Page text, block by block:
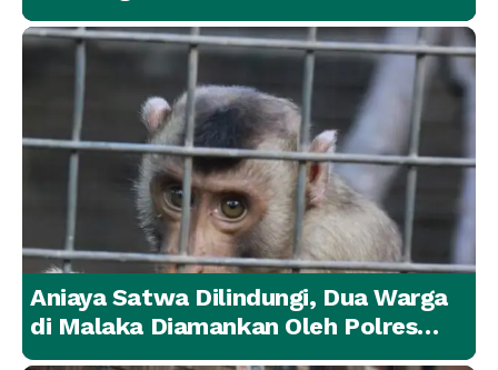
Lainnya Berangsur Membaik
Aniaya Satwa Dilindungi, Dua Warga
di Malaka Diamankan Oleh Polres
Malaka